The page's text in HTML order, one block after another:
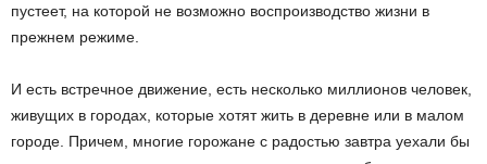
пустеет, на которой не возможно воспроизводство жизни в
прежнем режиме.
И есть встречное движение, есть несколько миллионов человек,
живущих в городах, которые хотят жить в деревне или в малом
городе. Причем, многие горожане с радостью завтра уехали бы